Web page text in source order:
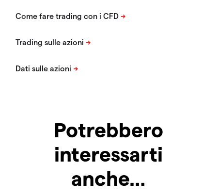
Potrebbero
interessarti
anche…